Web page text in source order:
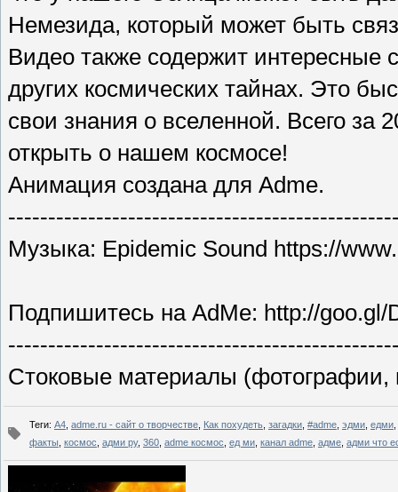
Немезида, который может быть
Видео также содержит интересные
других космических тайнах. Это
свои знания о вселенной. Всего за
открыть о нашем космосе!
Анимация создана для Adme.
Музыка: Epidemic Sound https://
Подпишитесь на AdMe: http://goo.gl/
Стоковые материалы (фотографии,
Теги: А4 adme.ru - сайт о творчестве Как похудеть загадки #adme эдми едми
факты космос адми ру, 360 adme космос ед ми канал adme адме адми что